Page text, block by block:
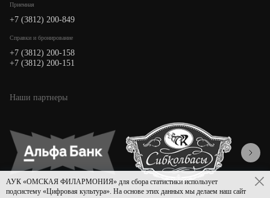
Приемная
+7 (3812) 200-849
Cправки и бронирование
+7 (3812) 200-158
+7 (3812) 200-151
Наши партнеры
АУК «ОМСКАЯ ФИЛАРМОНИЯ» для сбора статистики использует
подсистему «Цифровая культура». На основе этих данных мы делаем наш сайт